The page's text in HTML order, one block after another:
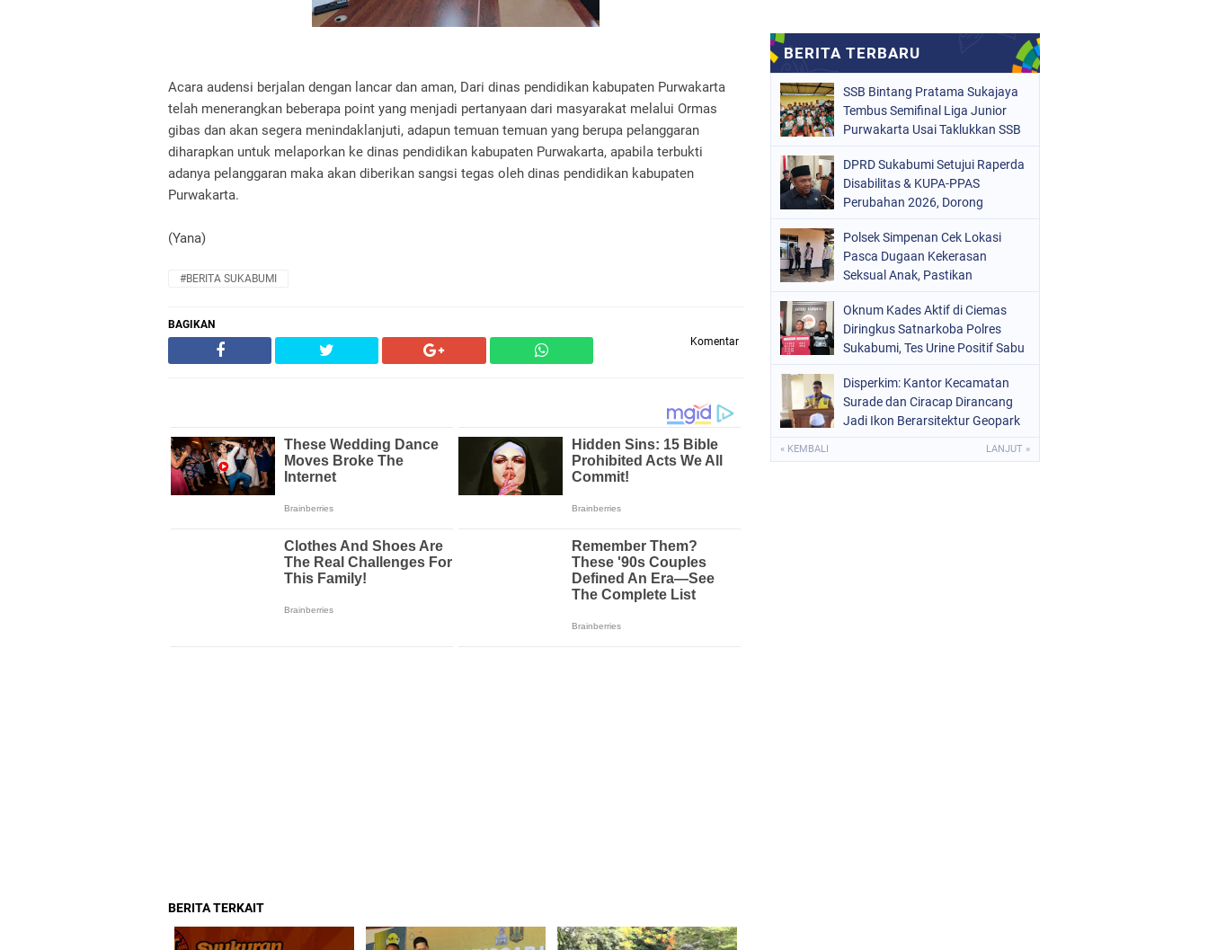
Acara audensi berjalan dengan lancar dan aman, Dari dinas pendidikan kabupaten Purwakarta
telah menerangkan beberapa point yang menjadi pertanyaan dari masyarakat melalui Ormas
gibas dan akan segera menindaklanjuti, adapun temuan temuan yang berupa pelanggaran
diharapkan untuk melaporkan ke dinas pendidikan kabupaten Purwakarta, apabila terbukti
adanya pelanggaran maka akan diberikan sangsi tegas oleh dinas pendidikan kabupaten
Purwakarta.
(Yana)
#BERITA SUKABUMI
BAGIKAN
Komentar
BERITA TERKAIT
SSB Bintang Pratama Sukajaya
Tembus Semifinal Liga Junior
Purwakarta Usai Taklukkan SSB
DPRD Sukabumi Setujui Raperda
Disabilitas & KUPA-PPAS
Perubahan 2026, Dorong
Polsek Simpenan Cek Lokasi
Pasca Dugaan Kekerasan
Seksual Anak, Pastikan
Oknum Kades Aktif di Ciemas
Diringkus Satnarkoba Polres
Sukabumi, Tes Urine Positif Sabu
Disperkim: Kantor Kecamatan
Surade dan Ciracap Dirancang
Jadi Ikon Berarsitektur Geopark
« KEMBALI LANJUT »